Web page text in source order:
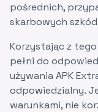
pośrednich,
skarbowych
Korzystając z
pełni do
używania APK
odpowiedzialny.
warunkami, nie